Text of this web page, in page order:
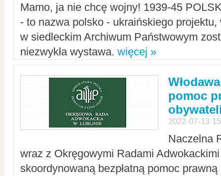
Mamo, ja nie chcę wojny! 1939-45
- to nazwa polsko - ukraińskiego
w siedleckim Archiwum Państwowym
niezwykła wystawa. więcej »
pomoc
2022-07-13
Naczelna
wraz z Okręgowymi Radami Adwokackimi
skoordynowaną bezpłatną pomoc